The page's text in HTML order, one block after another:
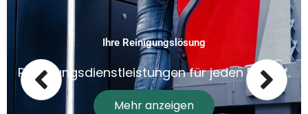
Ihre Reinigungslösung
Reinigungsdienstleistungen für jeden Bedarf.
Mehr anzeigen